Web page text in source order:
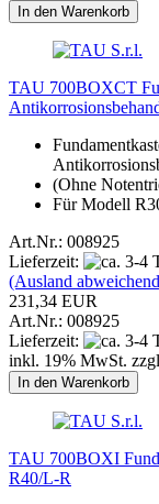
In den Warenkorb
TAU 700BOXCT
(Ohne
Für Modell
Art.Nr.: 008925
Lieferzeit:
(Ausland
231,34 EUR
Art.Nr.: 008925
Lieferzeit:
inkl. 19% MwSt.
In den Warenkorb
TAU 700BOXI
R40/L-R